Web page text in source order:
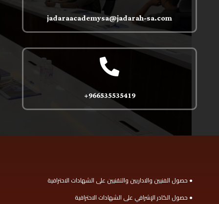
jadaraacademysa@jadarah-sa.com

966535535419+
● حصول الفنيين والاداريين والتقنيين على الشهادات الاحترافية
● حصول الكادر الإشرافي على الشهادات الاحترافية